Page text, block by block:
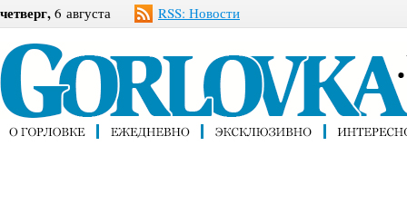
четверг, 6 августа RSS: Новости